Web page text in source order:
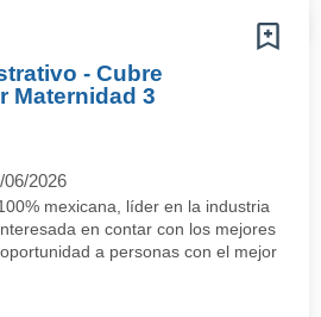
- Cubre
Maternidad 3
06/2026
mexicana, líder en la industria
en contar con los mejores
a personas con el mejor